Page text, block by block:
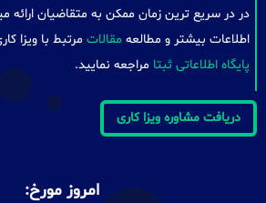
در در سریع ترین زمان ممکن به متقاضیان
اطلاعات بیشتر و مطالعه مقالات مرتبط با ویزا
پایگاه اطلاعاتی ثبتا مراجعه نمایید.
دریافت مشاوره ویزا کاری
امروز مورخ: